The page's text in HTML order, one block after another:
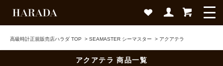
高級時計正規販売店ハラダ TOP > SEAMASTER シーマスター > アクアテラ
アクアテラ 商品一覧